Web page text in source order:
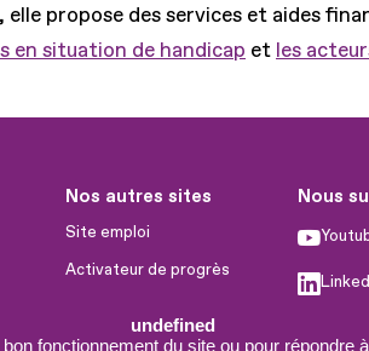
undefined
fonctionnement du site ou pour répondre
elle propose des services et aides
en situation de handicap et les
Nos autres sites
Site emploi
Activateur de progrès
Innovation et recherche
Nous